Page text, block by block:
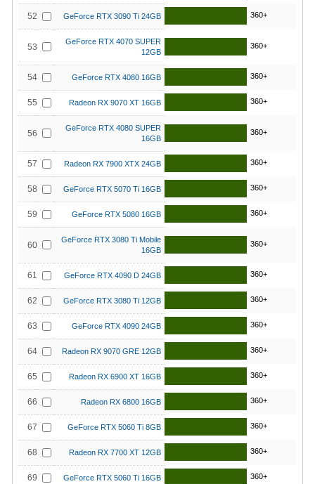
52 GeForce RTX 3090 Ti 24GB 360+
53
GeForce RTX 4070 SUPER
12GB
360+
54 GeForce RTX 4080 16GB 360+
55 Radeon RX 9070 XT 16GB 360+
56
GeForce RTX 4080 SUPER
16GB
360+
57 Radeon RX 7900 XTX 24GB 360+
58 GeForce RTX 5070 Ti 16GB 360+
59 GeForce RTX 5080 16GB 360+
60
GeForce RTX 3080 Ti Mobile
16GB
360+
61 GeForce RTX 4090 D 24GB 360+
62 GeForce RTX 3080 Ti 12GB 360+
63 GeForce RTX 4090 24GB 360+
64 Radeon RX 9070 GRE 12GB 360+
65 Radeon RX 6900 XT 16GB 360+
66 Radeon RX 6800 16GB 360+
67 GeForce RTX 5060 Ti 8GB 360+
68 Radeon RX 7700 XT 12GB 360+
69 GeForce RTX 5060 Ti 16GB 360+